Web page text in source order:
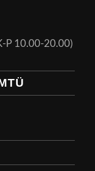
P 10.00-20.00)